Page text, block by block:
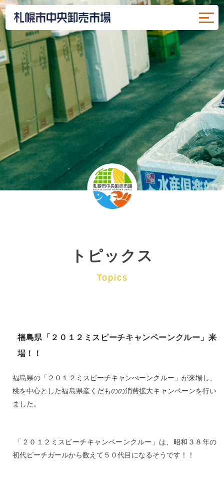
トピックス
Topics
福島県「２０１２ミスピーチキャンペーンクルー」来
場！！
福島県の「２０１２ミスピーチキャンぺーンクルー」が来場し、
桃を中心とした福島県産くだものの消費拡大キャンペーンを行い
ました。
「２０１２ミスピーチキャンペーンクルー」は、昭和３８年の
初代ピーチガールから数えて５０代目になるそうです！！